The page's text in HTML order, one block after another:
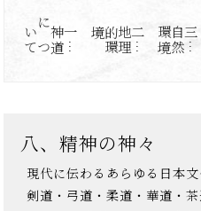
一
…
神
道
に
つ
い
て 二
…
地
理
的
環
境 三
…
自
然
環
境
八、精神の神々
現代に伝わるあらゆる日本
剣道・弓道・柔道・華道・茶